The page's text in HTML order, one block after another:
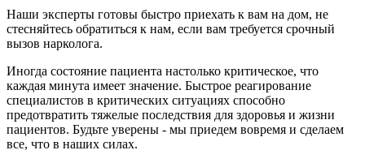
Наши эксперты готовы быстро приехать к вам на дом, не
стесняйтесь обратиться к нам, если вам требуется срочный
вызов нарколога.
Иногда состояние пациента настолько критическое, что
каждая минута имеет значение. Быстрое реагирование
специалистов в критических ситуациях способно
предотвратить тяжелые последствия для здоровья и жизни
пациентов. Будьте уверены - мы приедем вовремя и сделаем
все, что в наших силах.